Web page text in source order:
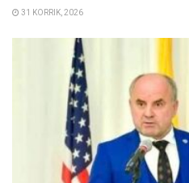
31 KORRIK, 2026